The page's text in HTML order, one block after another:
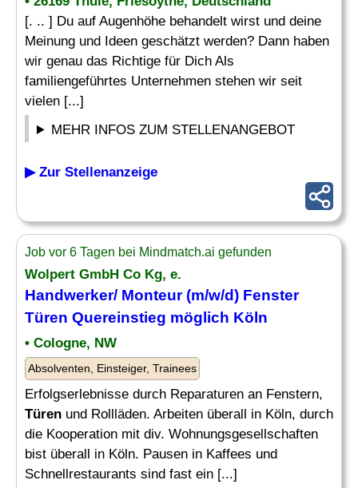
[. .. ] Du auf Augenhöhe behandelt wirst und deine
Meinung und Ideen geschätzt werden? Dann haben
wir genau das Richtige für Dich Als
familiengeführtes Unternehmen stehen wir seit
vielen [...]
MEHR INFOS ZUM STELLENANGEBOT
▶ Zur Stellenanzeige
Job vor 6 Tagen bei Mindmatch.ai gefunden
Wolpert GmbH Co Kg, e.
Handwerker/ Monteur (m/w/d) Fenster
Türen Quereinstieg möglich Köln
• Cologne, NW
Absolventen, Einsteiger, Trainees
Erfolgserlebnisse durch Reparaturen an Fenstern,
Türen und Rollläden. Arbeiten überall in Köln, durch
die Kooperation mit div. Wohnungsgesellschaften
bist überall in Köln. Pausen in Kaffees und
Schnellrestaurants sind fast ein [...]